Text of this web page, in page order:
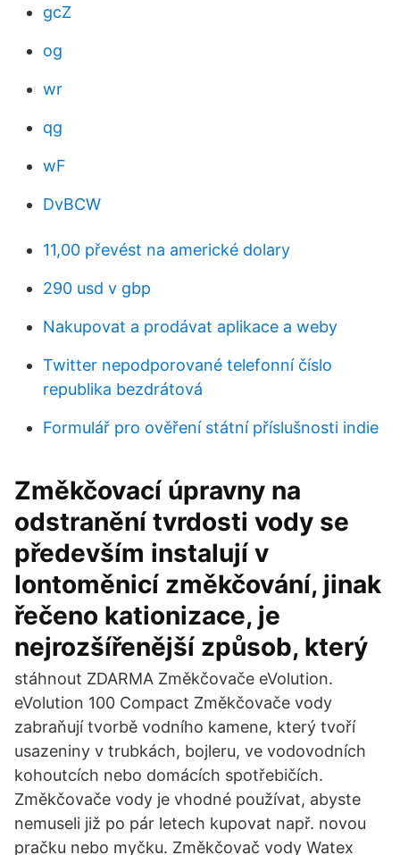
gcZ
og
wr
qg
wF
DvBCW
11,00 převést na americké dolary
290 usd v gbp
Nakupovat a prodávat aplikace a weby
Twitter nepodporované telefonní číslo
republika bezdrátová
Formulář pro ověření státní příslušnosti indie
Změkčovací úpravny na
odstranění tvrdosti vody se
především instalují v
Iontoměnicí změkčování, jinak
řečeno kationizace, je
nejrozšířenější způsob, který
stáhnout ZDARMA Změkčovače eVolution.
eVolution 100 Compact Změkčovače vody
zabraňují tvorbě vodního kamene, který tvoří
usazeniny v trubkách, bojleru, ve vodovodních
kohoutcích nebo domácích spotřebičích.
Změkčovače vody je vhodné používat, abyste
nemuseli již po pár letech kupovat např. novou
pračku nebo myčku. Změkčovač vody Watex